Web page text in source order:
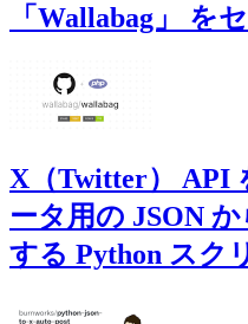
「Wallabag」 を
X（Twitter） API
ータ用の JSON
する Python スク